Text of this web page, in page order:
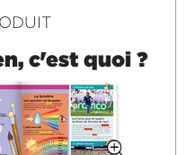
c'est quoi ?